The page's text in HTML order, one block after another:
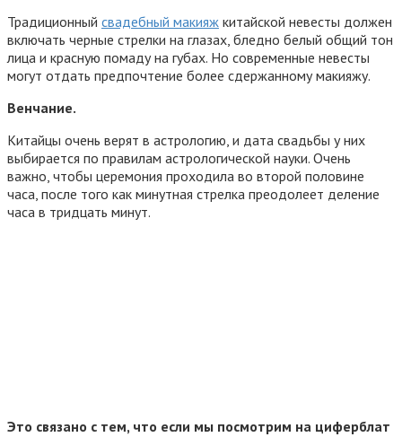
Традиционный свадебный макияж китайской невесты должен
включать черные стрелки на глазах, бледно белый общий тон
лица и красную помаду на губах. Но современные невесты
могут отдать предпочтение более сдержанному макияжу.
Венчание.
Китайцы очень верят в астрологию, и дата свадьбы у них
выбирается по правилам астрологической науки. Очень
важно, чтобы церемония проходила во второй половине
часа, после того как минутная стрелка преодолеет деление
часа в тридцать минут.
Это связано с тем, что если мы посмотрим на циферблат